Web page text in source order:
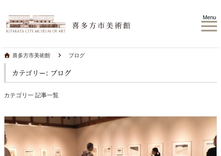
Menu
喜多方市美術館 ブログ
カテゴリー: ブログ
カテゴリ一 記事一覧